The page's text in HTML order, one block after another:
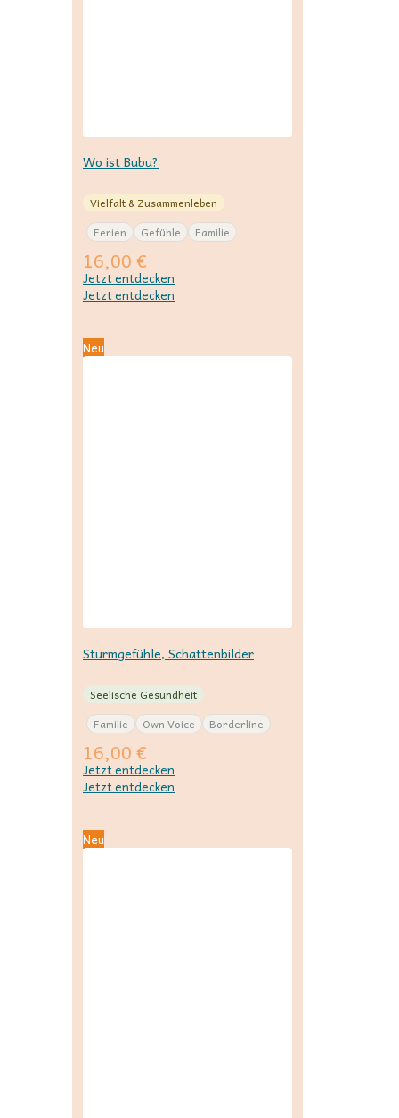
Wo ist Bubu?
Vielfalt & Zusammenleben
Ferien
Gefühle Familie
16,00€
Jetzt entdecken
Jetzt entdecken
Neu
Sturmgefühle, Schattenbilder
Seelische Gesundheit
Familie
Own Voice Borderline
16,00€
Jetzt entdecken
Jetzt entdecken
Neu